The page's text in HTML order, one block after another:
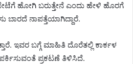
ಹೋಗಿ ಬರುತ್ತೇನೆ ಎಂದು ಹೇಳಿ ಹೊರಗೆ
ಬಾರದೆ ನಾಪತ್ತೆಯಾಗಿದ್ದಾರೆ.
ಇವರ ಬಗ್ಗೆ ಮಾಹಿತಿ ದೊರೆತಲ್ಲಿ ಕಾರ್ಕಳ
ಪ್ರಕಟಣೆ ತಿಳಿಸಿದೆ.